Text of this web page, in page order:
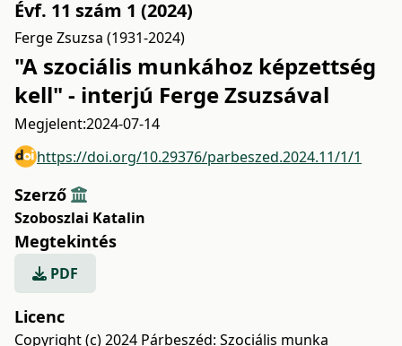
Évf. 11 szám 1 (2024)
Ferge Zsuzsa (1931-2024)
"A szociális munkához képzettség
kell" - interjú Ferge Zsuzsával
Megjelent:2024-07-14
https://doi.org/10.29376/parbeszed.2024.11/1/1
Szerző
Szoboszlai Katalin
Megtekintés
PDF
Licenc
Copyright (c) 2024 Párbeszéd: Szociális munka